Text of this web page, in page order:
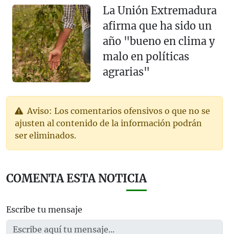
La Unión Extremadura
afirma que ha sido un
año "bueno en clima y
malo en políticas
agrarias"
Aviso: Los comentarios ofensivos o que no se
ajusten al contenido de la información podrán
ser eliminados.
COMENTA ESTA NOTICIA
Escribe tu mensaje